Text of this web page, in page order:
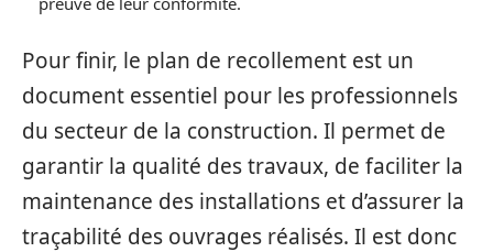
Pour finir, le plan de recollement est un
document essentiel pour les professionnels
du secteur de la construction. Il permet de
garantir la qualité des travaux, de faciliter la
maintenance des installations et d’assurer la
traçabilité des ouvrages réalisés. Il est donc